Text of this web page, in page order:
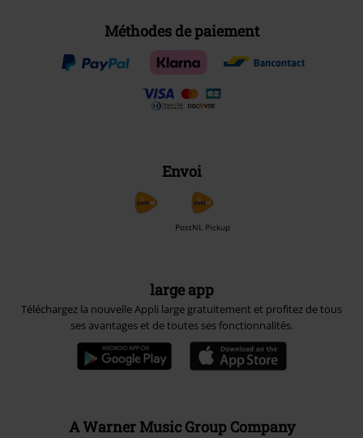
Méthodes de paiement
Envoi
PostNL Pickup
large app
Téléchargez la nouvelle Appli large gratuitement et profitez de tous
ses avantages et de toutes ses fonctionnalités.
A Warner Music Group Company